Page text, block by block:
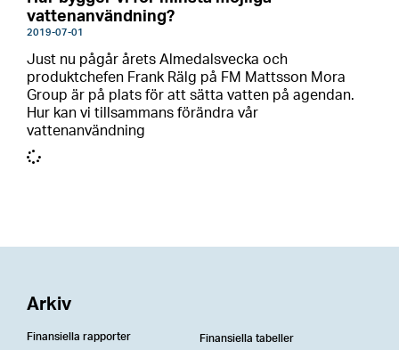
vattenanvändning?
2019-07-01
Just nu pågår årets Almedalsvecka och
produktchefen Frank Rälg på FM Mattsson Mora
Group är på plats för att sätta vatten på agendan.
Hur kan vi tillsammans förändra vår
vattenanvändning
Arkiv
Finansiella rapporter
Finansiella tabeller